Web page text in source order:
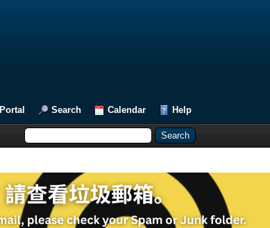
Portal Search Calendar Help